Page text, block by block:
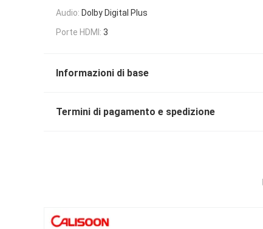
Audio: Dolby Digital Plus
Porte HDMI: 3
Informazioni di base
Termini di pagamento e spedizione